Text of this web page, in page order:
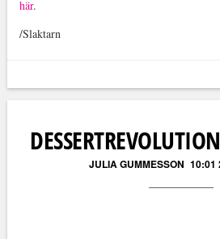
här.
/Slaktarn
JULIA GUMMESSON 10:01